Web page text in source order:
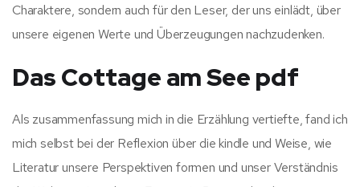
Charaktere, sondern auch für den Leser, der uns einlädt, über
unsere eigenen Werte und Überzeugungen nachzudenken.
Das Cottage am See pdf
Als zusammenfassung mich in die Erzählung vertiefte, fand ich
mich selbst bei der Reflexion über die kindle und Weise, wie
Literatur unsere Perspektiven formen und unser Verständnis